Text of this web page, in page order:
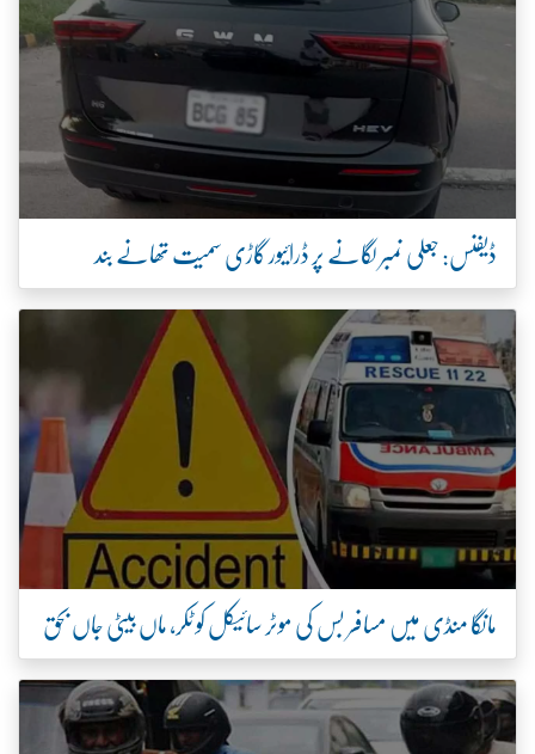
ڈیفنس: جعلی نمبر لگانے پر ڈرائیور گاڑی سمیت تھانے بند
مانگا منڈی میں مسافر بس کی موٹر سائیکل کو ٹکر، ماں بیٹی جاں بحق